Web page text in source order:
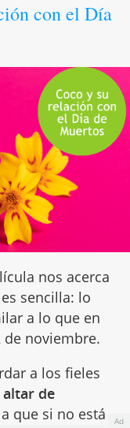
con el Día
nos acerca
sencilla: lo
a lo que en
de noviembre.
a los fieles
altar de
que si no está
Ad